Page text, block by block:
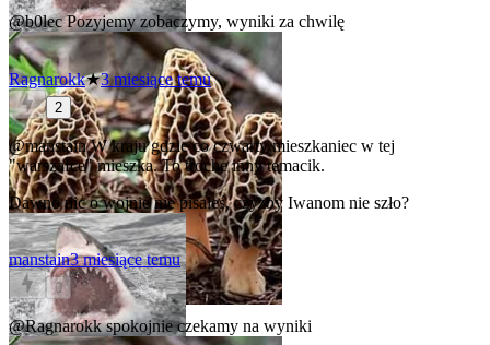
@b0lecPozyjemy zobaczymy, wyniki za chwilę
Ragnarokk★3 miesiące temu
2
@manstainW kraju gdzie co czwarty mieszkaniec w tej
"warszafce" mieszka. To troche inny temacik.
Dawno nic o wojnie nie pisaleś, czyzby Iwanom nie szło?
manstain3 miesiące temu
0
@Ragnarokkspokojnie czekamy na wyniki